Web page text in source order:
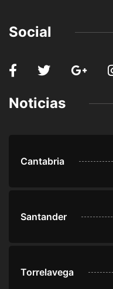
Social
Noticias
Cantabria
Santander
Torrelavega